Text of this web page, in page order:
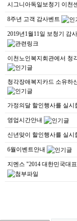
시그니아독일보청기 이천
8주년 고객 감사벤트
2019년1월11일 보청기 감
이천노인복지회관에서 청
청각장애복지카드 소유하
가정의달 할인행사를 실시
영업시간안내
신년맞이 할인행사를 실시
6월이벤트안내
지멘스 "2014 대한민국대